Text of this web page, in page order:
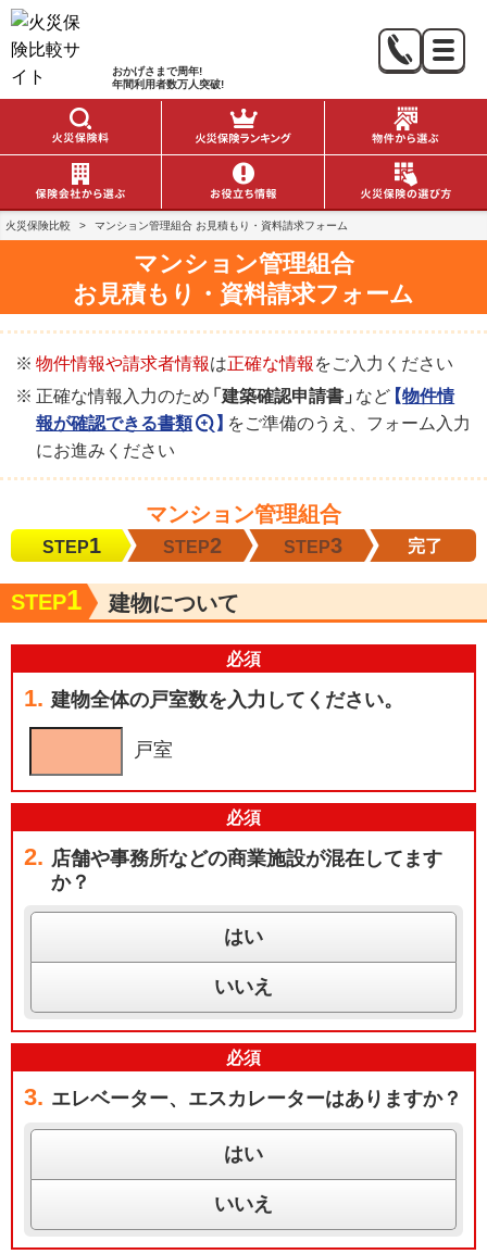
おかげさまで周年!
年間利用者数万人突破!
火災保険比較 > マンション管理組合 お見積もり・資料請求フォーム
マンション管理組合
お見積もり・資料請求フォーム
物件情報や請求者情報は正確な情報 をご入力ください
正確な情報入力のため「建築確認申請書」など【物件情
報が確認できる書類
】をご準備のうえ、フォーム入力
にお進みください
マンション管理組合
STEP1 STEP2 STEP3 完了
STEP1 建物について
1. 建物全体の戸室数を入力してください。
戸室
必須
2. 店舗や事務所などの商業施設が混在してます
か？
はい
いいえ
必須
3. エレベーター、エスカレーターはありますか？
はい
いいえ
必須